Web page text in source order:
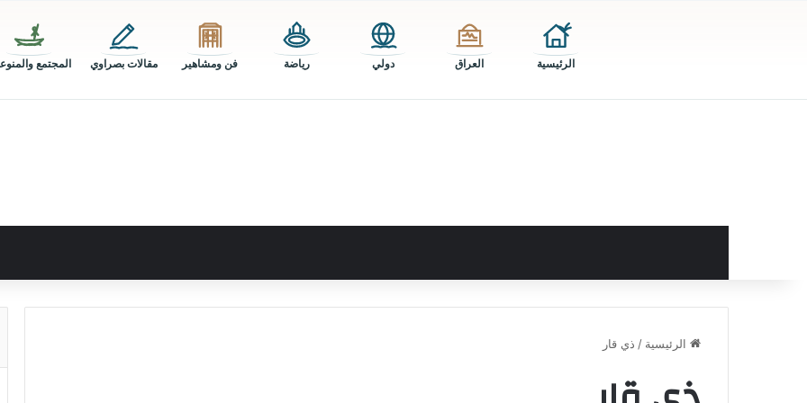
الرئيسية العراق دولي رياضة فن ومشاهير مقالات بصراوي المجتمع
الرئيسية / ذي قار